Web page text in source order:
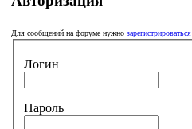
Для сообщений на форуме нужнозарегистрироваться
Логин
Пароль